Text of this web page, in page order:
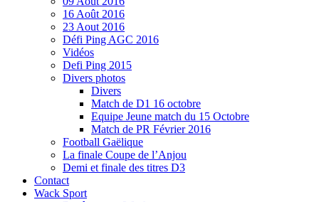
16 Août 2016
23 Aout 2016
Défi Ping AGC 2016
Vidéos
Defi Ping 2015
Divers photos
Divers
Match de D1 16 octobre
Equipe Jeune match du 15 Octobre
Match de PR Février 2016
Football Gaëlique
La finale Coupe de l’Anjou
Demi et finale des titres D3
Contact
Wack Sport